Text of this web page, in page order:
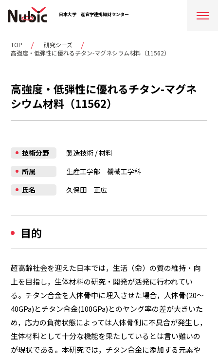
日本大学 産官学連携知財センター
TOP
研究シーズ
高強度・低弾性に優れるチタン-マグネシウム材料（11562）
高強度・低弾性に優れるチタン-マグネ
シウム材料（11562）
技術分野 製造技術/材料
所属
生産工学部 機械工学科
氏名
久保田 正広
目的
超高齢社会を迎えた日本では，生活（命）の質の維持・向
上を目指し，生体材料の研究・開発が活発に行われてい
る。チタン合金を人体骨中に埋入させた場合，人体骨(20～
40GPa)とチタン合金(100GPa)とのヤング率の差が大きいた
め，応力の負荷状態によっては人体骨側に不具合が発生し，
生体材料として十分な機能を果たしているとは言い難いの
が現状である。本研究では，チタン合金に添加する元素や